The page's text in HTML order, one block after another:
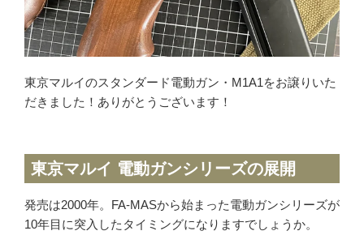
アウトドア用品
買取メーカー
東京マルイ
マルゼン
ウエスタンアームズ
KSC
K.T.W
東京マルイのスタンダード電動ガン・M1A1をお譲りいた
だきました！ありがとうございます！
東京マルイ 電動ガンシリーズの展開
発売は2000年。FA-MASから始まった電動ガンシリーズが
10年目に突入したタイミングになりますでしょうか。